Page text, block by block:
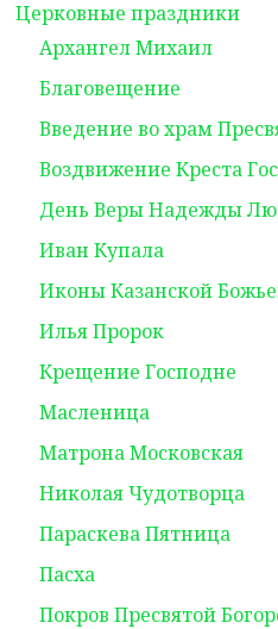
Церковные праздники
Архангел Михаил
Благовещение
Введение во храм
Воздвижение Креста
День Веры Надежды
Иван Купала
Иконы Казанской
Илья Пророк
Крещение Господне
Масленица
Матрона Московская
Николая Чудотворца
Параскева Пятница
Пасха
Покров Пресвятой